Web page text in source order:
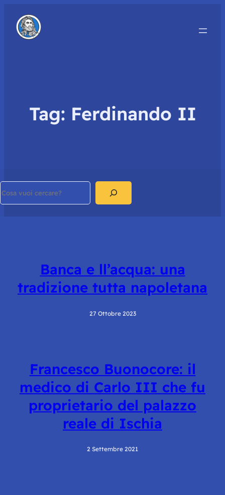
Tag: Ferdinando II
Banca e ll’acqua: una
tradizione tutta napoletana
27 Ottobre 2023
Francesco Buonocore: il
medico di Carlo III che fu
proprietario del palazzo
reale di Ischia
2 Settembre 2021